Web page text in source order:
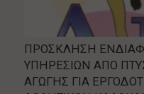
ΠΡΟΣΚΛΗΣΗ
ΥΠΗΡΕΣΙΩΝ ΑΠΟ
ΑΓΩΓΗΣ ΓΙΑ